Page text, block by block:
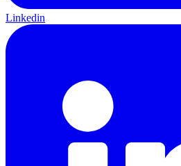
Linkedin